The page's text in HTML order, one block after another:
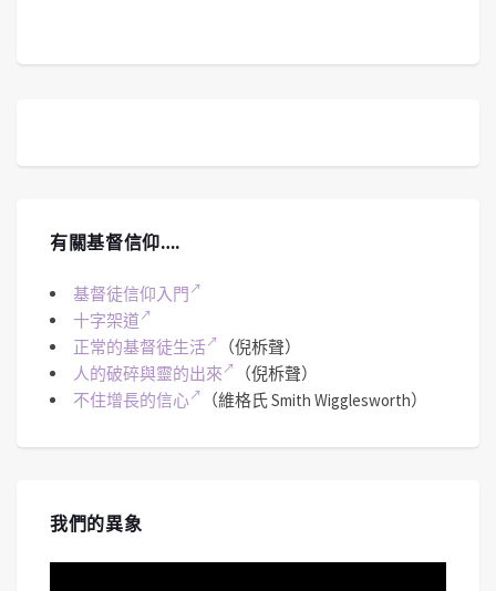
有關基督信仰….
基督徒信仰入門
十字架道
正常的基督徒生活
（倪柝聲）
人的破碎與靈的出來
（倪柝聲）
不住增長的信心
（維格氏 Smith Wigglesworth）
我們的異象